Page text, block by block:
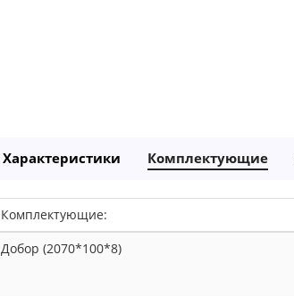
Характеристики Комплектующие
Комплектующие:
Добор (2070*100*8)